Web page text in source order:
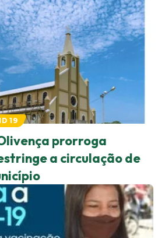
19
prorroga
a circulação de